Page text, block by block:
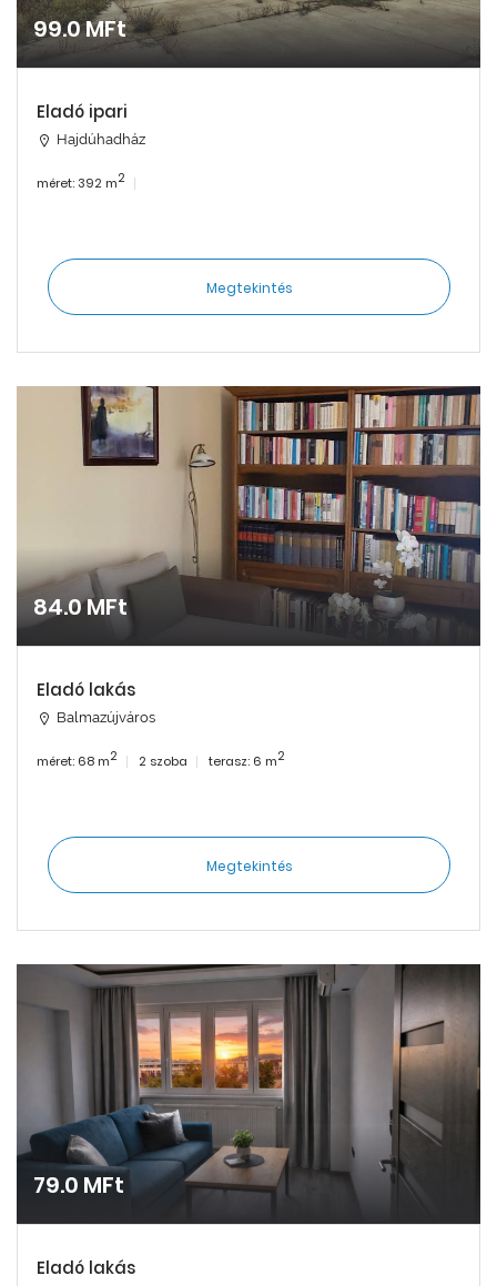
99.0 MFt
Eladó ipari
Hajdúhadház
méret: 392 m2
Megtekintés
84.0 MFt
Eladó lakás
Balmazújváros
méret: 68 m2 2 szoba terasz: 6 m2
Megtekintés
79.0 MFt
Eladó lakás